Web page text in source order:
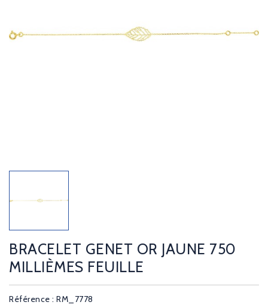
BRACELET GENET OR JAUNE 750
MILLIÈMES FEUILLE
Référence : RM_7778